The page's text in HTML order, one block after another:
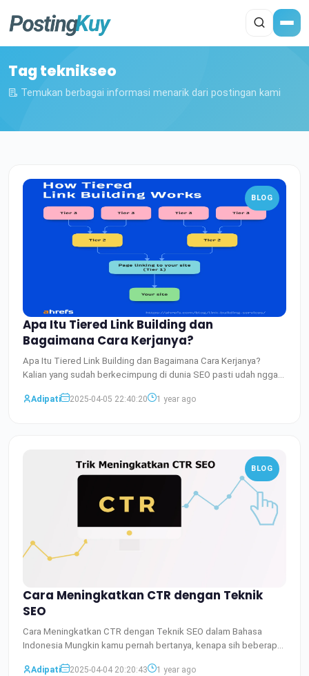
Tag teknikseo
Temukan berbagai informasi menarik dari postingan kami
BLOG
Apa Itu Tiered Link Building dan
Bagaimana Cara Kerjanya?
Apa Itu Tiered Link Building dan Bagaimana Cara Kerjanya?
Kalian yang sudah berkecimpung di dunia SEO pasti udah nggak
Adipati
2025-04-05 22:40:20 1 year ago
BLOG
Cara Meningkatkan CTR dengan Teknik
SEO
Cara Meningkatkan CTR dengan Teknik SEO dalam Bahasa
Indonesia Mungkin kamu pernah bertanya, kenapa sih beberapa
Adipati
2025-04-04 20:20:43 1 year ago